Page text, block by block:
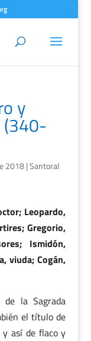
y
(340-
2018|Santoral
Leopardo,
Gregorio,
Ismidón,
viuda; Cogán,
de la Sagrada
el título de
así de flaco y